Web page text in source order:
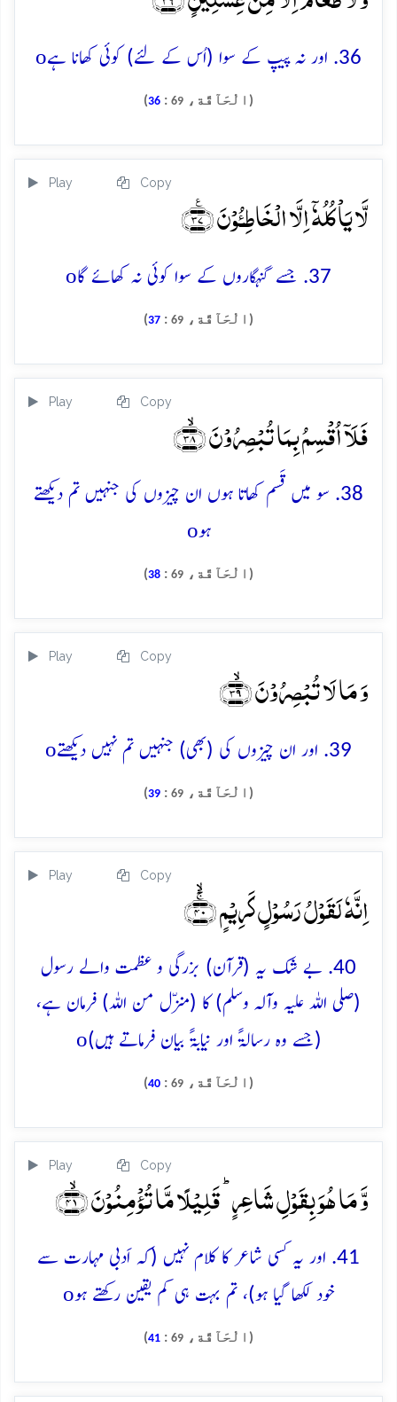
36. اور نہ پیپ کے سوا (اُس کے لئے) کوئی کھانا ہے o
(الْحَآقَّة، 69
:
36
)
Play Copy
لَّا یَاۡکُلُہٗۤ اِلَّا الۡخَاطِـُٔوۡنَ ﴿٪۳۷﴾
37. جسے گنہگاروں کے سوا کوئی نہ کھائے گا o
(الْحَآقَّة، 69
:
37
)
Play Copy
فَلَاۤ اُقۡسِمُ بِمَا تُبۡصِرُوۡنَ ﴿ۙ۳۸﴾
38. سو میں قَسم کھاتا ہوں ان چیزوں کی جنہیں تم دیکھتے
ہوo
(الْحَآقَّة، 69
:
38
)
Play Copy
وَ مَا لَا تُبۡصِرُوۡنَ ﴿ۙ۳۹﴾
39. اور ان چیزوں کی (بھی) جنہیں تم نہیں دیکھتے o
(الْحَآقَّة، 69
:
39
)
Play Copy
اِنَّہٗ لَقَوۡلُ رَسُوۡلٍ کَرِیۡمٍ ﴿ۚۙ۴۰﴾
40. بے شک یہ (قرآن) بزرگی و عظمت والے رسول
(صلی اللہ علیہ وآلہ وسلم) کا (منزّل من اللہ) فرمان ہے،
(جسے وہ رسالۃً اور نیابۃً بیان فرماتے ہیں)o
(الْحَآقَّة، 69
:
40
)
Play Copy
وَّ مَا ہُوَ بِقَوۡلِ شَاعِرٍ ؕ قَلِیۡلًا مَّا تُؤۡمِنُوۡنَ ﴿ۙ۴۱﴾
41. اور یہ کسی شاعر کا کلام نہیں (کہ اَدبی مہارت سے
خود لکھا گیا ہو)، تم بہت ہی کم یقین رکھتے ہوo
(الْحَآقَّة، 69
:
41
)